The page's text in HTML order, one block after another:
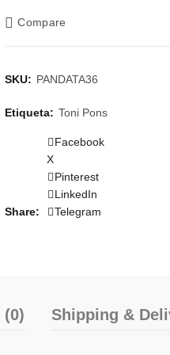
Compare
SKU: PANDATA36
Etiqueta: Toni Pons
Share
Facebook
X
Pinterest
LinkedIn
Telegram
(0) Shipping &